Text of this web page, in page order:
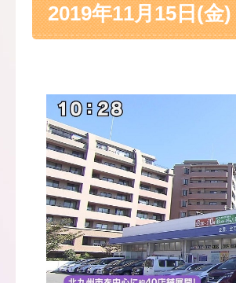
2019年11月15日(金